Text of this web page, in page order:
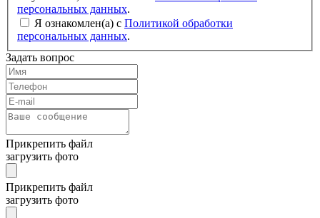
персональных данных.
Я ознакомлен(а) с Политикой обработки
персональных данных.
Задать вопрос
Прикрепить файл
загрузить фото
Прикрепить файл
загрузить фото